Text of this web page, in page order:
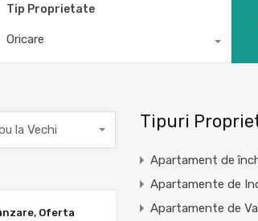
Tip Proprietate
Oricare
la Vechi
Oferta
Tipuri
Apartament de
Apartamente de
Apartamente de